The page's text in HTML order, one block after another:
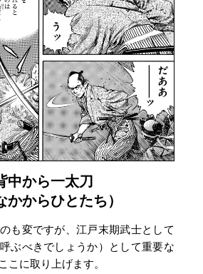
中から一太刀
かからひとたち）
も変ですが、江戸末期武士として
ぶべきでしょうか）として重要な
こに取り上げます。